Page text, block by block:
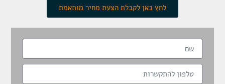
לחץ כאן לקבלת הצעת מחיר מותאמת